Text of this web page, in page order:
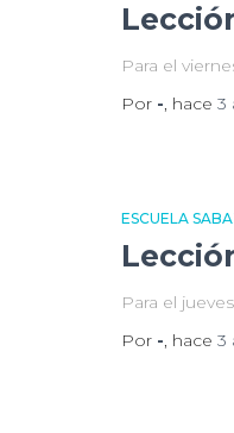
Para el
Por -, hace 3
ESCUELA
Para el
Por -, hace 3